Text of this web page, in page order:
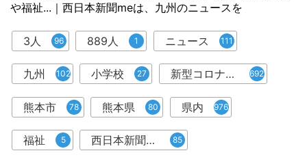
や福祉...｜西日本新聞meは、九州のニュースを
3人 96 889人 1 ニュース 111
九州 102 小学校 27 新型コロナウイルス 6921
熊本市 78 熊本県 80 県内 976
福祉 5 西日本新聞me 85